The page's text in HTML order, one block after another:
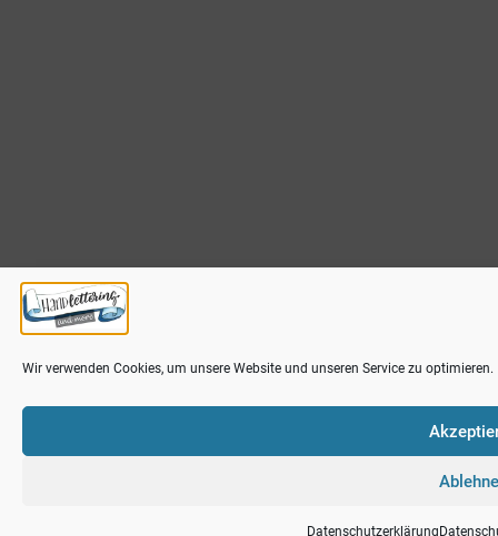
Wir verwenden Cookies, um unsere Website und unseren Service zu optimieren.
Datenschutzerklärung